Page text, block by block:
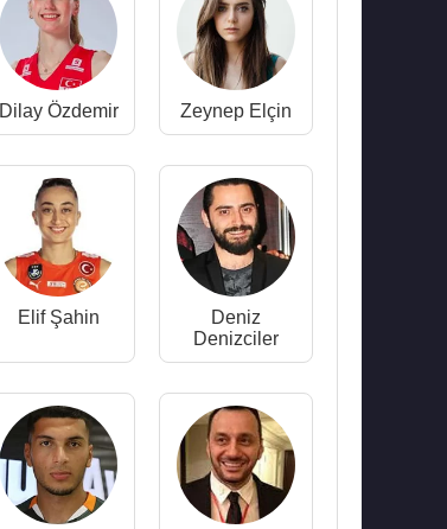
Dilay Özdemir Zeynep Elçin
Elif Şahin
Deniz
Denizciler